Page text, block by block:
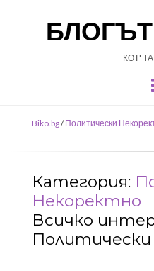
КОТ'
Biko.bg/Политически
Категория:
Некоректно
Всичко